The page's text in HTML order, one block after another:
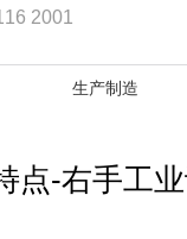
2001
生产制造
点-右手工